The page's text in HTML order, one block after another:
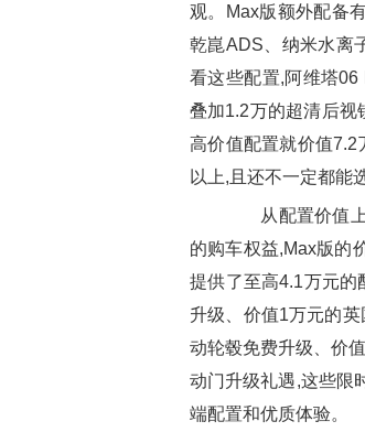
观。Max版额外配备
乾崑ADS、纳米水离
看这些配置,阿维塔
叠加1.2万的超清后视
高价值配置就价值7.2
以上,且还不一定都能
从配置价值上
的购车权益,Max版的
提供了至高4.1万元的
升级、价值1万元的
动轮毂免费升级、价
动门升级礼遇,这些限
端配置和优质体验。